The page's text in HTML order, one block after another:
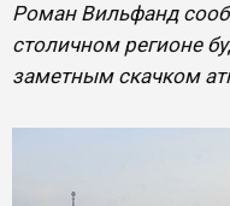
Роман Вильфанд
столичном регионе
заметным скачком